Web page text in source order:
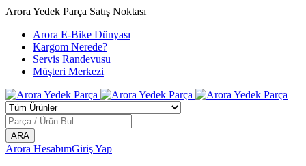
Arora Yedek Parça Satış Noktası
Arora E-Bike Dünyası
Kargom Nerede?
Servis Randevusu
Müşteri Merkezi
Arora HesabımGiriş Yap